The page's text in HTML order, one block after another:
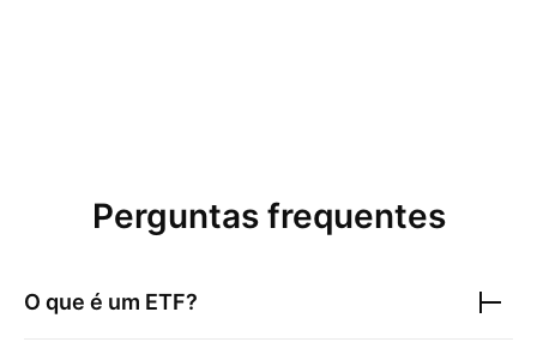
Perguntas frequentes
O que é um ETF?